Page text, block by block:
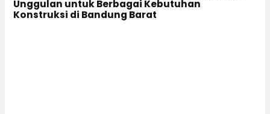
Unggulan untuk Berbagai Kebutuhan
Konstruksi di Bandung Barat